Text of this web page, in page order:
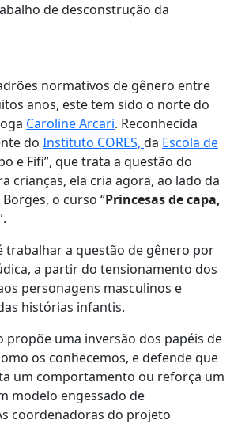
de desconstrução da
normativos de gênero entre
anos, este tem sido o norte do
Caroline Arcari. Reconhecida
do Instituto CORES, da Escola de
e Fifi”, que trata a questão do
crianças, ela cria agora, ao lado da
o curso “Princesas de capa,
trabalhar a questão de gênero por
a partir do tensionamento dos
personagens masculinos e
histórias infantis.
propõe uma inversão dos papéis de
os conhecemos, e defende que
um comportamento ou reforça um
modelo engessado de
coordenadoras do projeto